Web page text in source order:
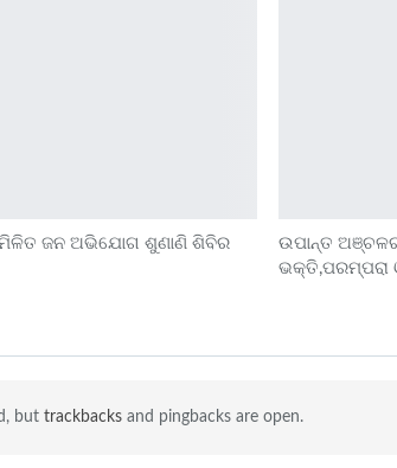
ମିଳିତ ଜନ ଅଭିଯୋଗ ଶୁଣାଣି ଶିବିର
ଉପାନ୍ତ
ଭକ୍ତି,ପରମ୍ପରା
but trackbacksand pingbacks are open.